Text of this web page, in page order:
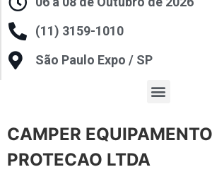
(11) 3159-1010
São Paulo Expo / SP
CAMPER
PROTECAO LTDA